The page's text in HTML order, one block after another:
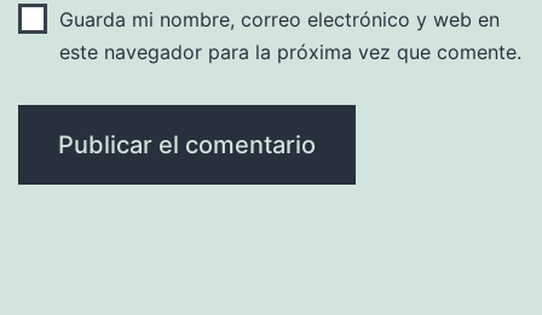
Guarda mi nombre, correo electrónico y web en
este navegador para la próxima vez que comente.